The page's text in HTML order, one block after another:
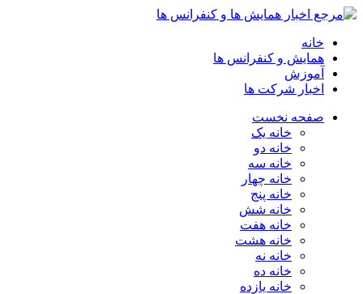
خانه
همایش و کنفرانس ها
آموزش
اخبار شرکت ها
صفحه نخست
خانه یک
خانه دو
خانه سه
خانه چهار
خانه پنج
خانه شش
خانه هفت
خانه هشت
خانه نه
خانه ده
خانه یازده